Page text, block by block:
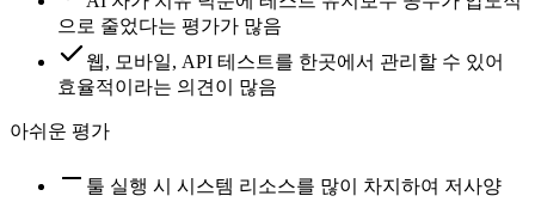
으로 줄었다는 평가가 많음
웹, 모바일, API 테스트를 한곳에서 관리할 수 있어
효율적이라는 의견이 많음
아쉬운 평가
툴 실행 시 시스템 리소스를 많이 차지하여 저사양